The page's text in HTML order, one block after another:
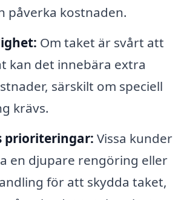
påverka kostnaden.
Om taket är svårt att
kan det innebära extra
särskilt om speciell
krävs.
prioriteringar: Vissa kunder
en djupare rengöring eller
för att skydda taket,